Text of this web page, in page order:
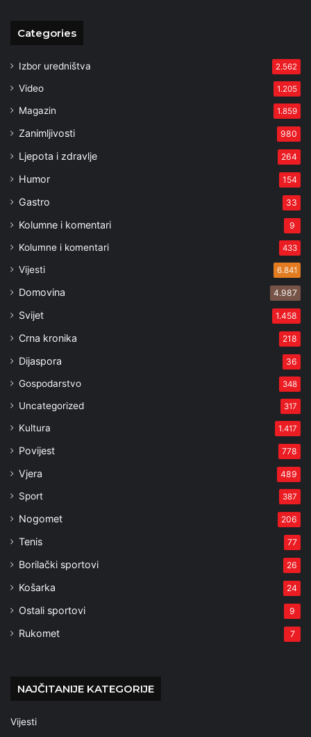
Categories
Izbor uredništva 2.562
Video 1.205
Magazin 1.859
Zanimljivosti 980
Ljepota i zdravlje 264
Humor 154
Gastro 33
Kolumne i komentari 9
Kolumne i komentari 433
Vijesti 6.841
Domovina 4.987
Svijet 1.458
Crna kronika 218
Dijaspora 36
Gospodarstvo 348
Uncategorized 317
Kultura 1.417
Povijest 778
Vjera 489
Sport 387
Nogomet 206
Tenis 77
Borilački sportovi 26
Košarka 24
Ostali sportovi 9
Rukomet 7
NAJČITANIJE KATEGORIJE
Vijesti